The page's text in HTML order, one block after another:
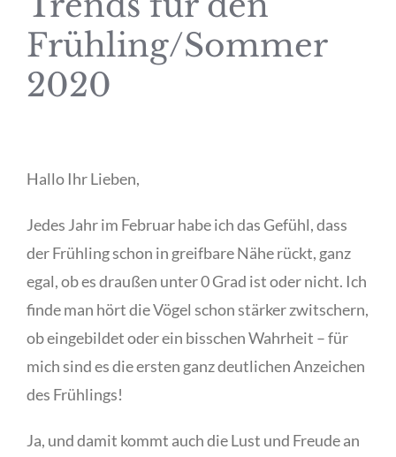
Frühling/Sommer
2020
Hallo Ihr Lieben,
Jedes Jahr im Februar habe ich das Gefühl, dass
der Frühling schon in greifbare Nähe rückt, ganz
egal, ob es draußen unter 0 Grad ist oder nicht. Ich
finde man hört die Vögel schon stärker zwitschern,
ob eingebildet oder ein bisschen Wahrheit – für
mich sind es die ersten ganz deutlichen Anzeichen
des Frühlings!
Ja, und damit kommt auch die Lust und Freude an